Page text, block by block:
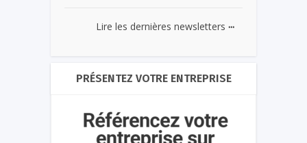
Lire les dernières newsletters ...
PRÉSENTEZ VOTRE ENTREPRISE